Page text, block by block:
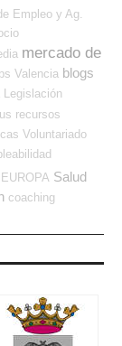
Empleo y Ag.
mercado de
Valencia blogs
Legislación
recursos
Voluntariado
EUROPA Salud
coaching